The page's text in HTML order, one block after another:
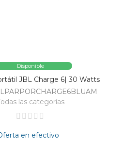
Disponible
JBL Charge 6| 30 Watts
las categorías
en efectivo